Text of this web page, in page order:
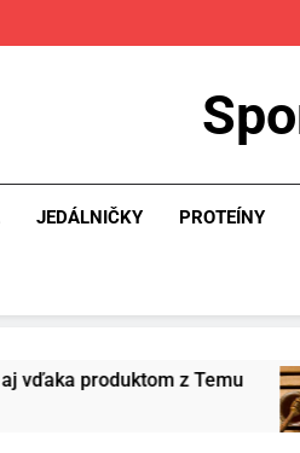
JEDÁLNIČKY PROTEÍNY
z Temu
4